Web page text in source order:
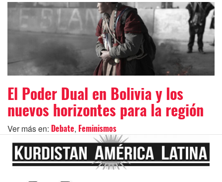
El Poder Dual en Bolivia y los
nuevos horizontes para la región
Ver más en: Debate, Feminismos